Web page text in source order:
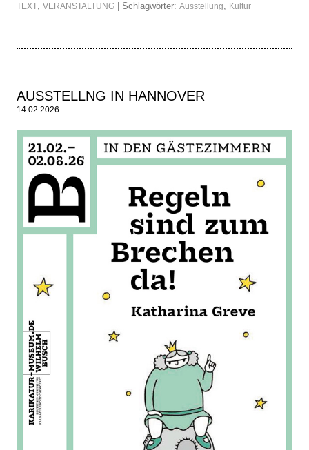
TEXT, VERANSTALTUNG | Schlagwörter: Ausstellung, Kultur
AUSSTELLNG IN HANNOVER
14.02.2026